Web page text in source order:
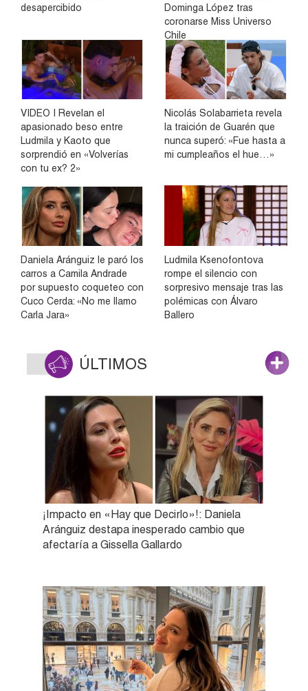
desapercibido
Dominga López tras
coronarse Miss Universo
Chile
VIDEO | Revelan el
apasionado beso entre
Ludmila y Kaoto que
sorprendió en «Volverías
con tu ex? 2»
Nicolás Solabarrieta revela
la traición de Guarén que
nunca superó: «Fue hasta a
mi cumpleaños el hue…»
Daniela Aránguiz le paró los
carros a Camila Andrade
por supuesto coqueteo con
Cuco Cerda: «No me llamo
Carla Jara»
Ludmila Ksenofontova
rompe el silencio con
sorpresivo mensaje tras las
polémicas con Álvaro
Ballero
ÚLTIMOS
¡Impacto en «Hay que Decirlo»!: Daniela
Aránguiz destapa inesperado cambio que
afectaría a Gissella Gallardo